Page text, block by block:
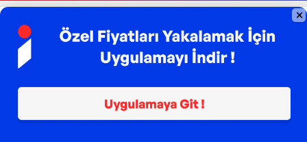
Bizi Takip Edin